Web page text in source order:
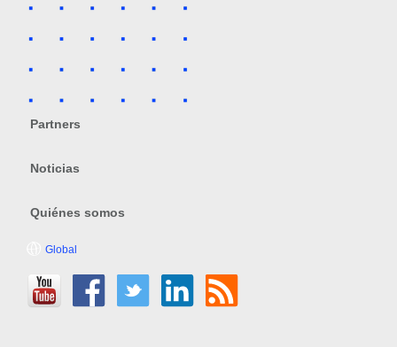
Partners
Noticias
Quiénes somos
Global